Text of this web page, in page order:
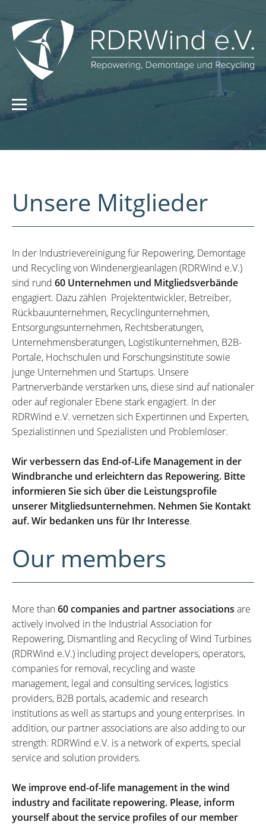
Unsere Mitglieder
In der Industrievereinigung für Repowering, Demontage
und Recycling von Windenergieanlagen (RDRWind e.V.)
sind rund 60 Unternehmen und Mitgliedsverbände
engagiert. Dazu zählen Projektentwickler, Betreiber,
Rückbauunternehmen, Recyclingunternehmen,
Entsorgungsunternehmen, Rechtsberatungen,
Unternehmensberatungen, Logistikunternehmen, B2B-
Portale, Hochschulen und Forschungsinstitute sowie
junge Unternehmen und Startups. Unsere
Partnerverbände verstärken uns, diese sind auf nationaler
oder auf regionaler Ebene stark engagiert. In der
RDRWind e.V. vernetzen sich Expertinnen und Experten,
Spezialistinnen und Spezialisten und Problemlöser.
Wir verbessern das End-of-Life Management in der
Windbranche und erleichtern das Repowering. Bitte
informieren Sie sich über die Leistungsprofile
unserer Mitgliedsunternehmen. Nehmen Sie Kontakt
auf. Wir bedanken uns für Ihr Interesse.
Our members
More than60 companies and partner associations are
actively involved in the Industrial Association for
Repowering, Dismantling and Recycling of Wind Turbines
(RDRWind e.V.) including project developers, operators,
companies for removal, recycling and waste
management, legal and consulting services, logistics
providers, B2B portals, academic and research
institutions as well as startups and young enterprises. In
addition, our partner associations are also adding to our
strength. RDRWind e.V. is a network of experts, special
service and solution providers.
We improve end-of-life management in the wind
industry and facilitate repowering. Please, inform
yourself about the service profiles of our member